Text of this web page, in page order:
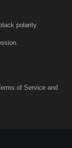
polarity.
of Service and